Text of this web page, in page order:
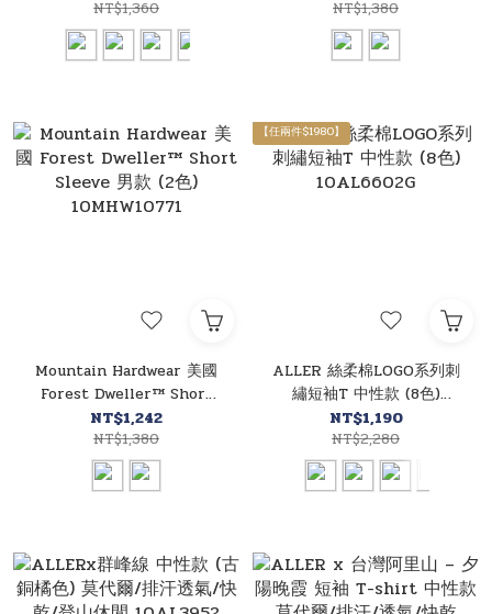
NT$1,360 10MHW10841
NT$1,380
Mountain Hardwear 美國
Forest Dweller™ Short
Sleeve 男款 (2色)
10MHW10771
NT$1,242
NT$1,380
【任兩件$1980】
ALLER 絲柔棉LOGO系列刺
繡短袖T 中性款 (8色)
10AL6602G
NT$1,190
NT$2,280